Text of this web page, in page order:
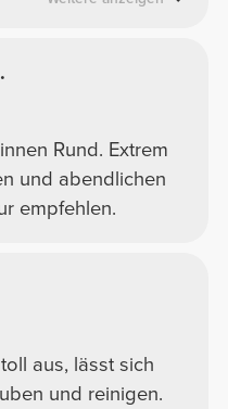
Rund. Extrem
und abendlichen
empfehlen.
aus, lässt sich
und reinigen.